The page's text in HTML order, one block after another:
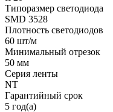
Типоразмер светодиода
SMD 3528
Плотность светодиодов
60 шт/м
Минимальный отрезок
50 мм
Серия ленты
NT
Гарантийный срок
5 год(а)